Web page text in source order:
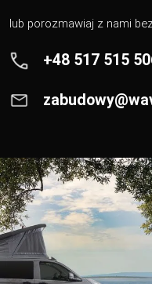
lub porozmawiaj z nami
+48 517 515